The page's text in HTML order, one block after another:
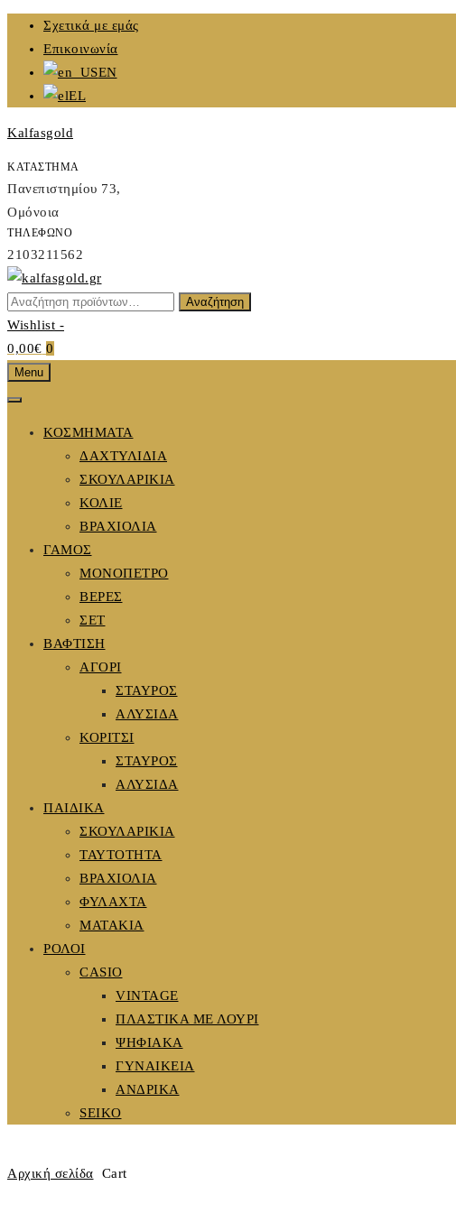
Skip
content
Σχετικά με εμάς
Επικοινωνία
EN
EL
Kalfasgold
ΚΑΤΑΣΤΗΜΑ
Πανεπιστημίου 73,
Ομόνοια
ΤΗΛΕΦΩΝΟ
2103211562
KALFASGOLD
Kalfasgold
Αναζήτηση
για:
Αναζήτηση
Wishlist -
0,00€ 0
Menu
ΚΟΣΜΗΜΑΤΑ
ΔΑΧΤΥΛΙΔΙΑ
ΣΚΟΥΛΑΡΙΚΙΑ
ΚΟΛΙΕ
ΒΡΑΧΙΟΛΙΑ
ΓΑΜΟΣ
ΜΟΝΟΠΕΤΡΟ
ΒΕΡΕΣ
ΣΕΤ
ΒΑΦΤΙΣΗ
ΑΓΟΡΙ
ΣΤΑΥΡΟΣ
ΑΛΥΣΙΔΑ
ΚΟΡΙΤΣΙ
ΣΤΑΥΡΟΣ
ΑΛΥΣΙΔΑ
ΠΑΙΔΙΚΑ
ΣΚΟΥΛΑΡΙΚΙΑ
ΤΑΥΤΟΤΗΤΑ
ΒΡΑΧΙΟΛΙΑ
ΦΥΛΑΧΤΑ
ΜΑΤΑΚΙΑ
ΡΟΛΟΙ
CASIO
VINTAGE
ΠΛΑΣΤΙΚΑ ΜΕ ΛΟΥΡΙ
ΨΗΦΙΑΚΑ
ΓΥΝΑΙΚΕΙΑ
ΑΝΔΡΙΚΑ
SEIKO
Αρχική σελίδα Cart